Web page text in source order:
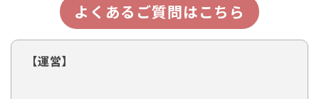
よくあるご質問はこちら
【運営】